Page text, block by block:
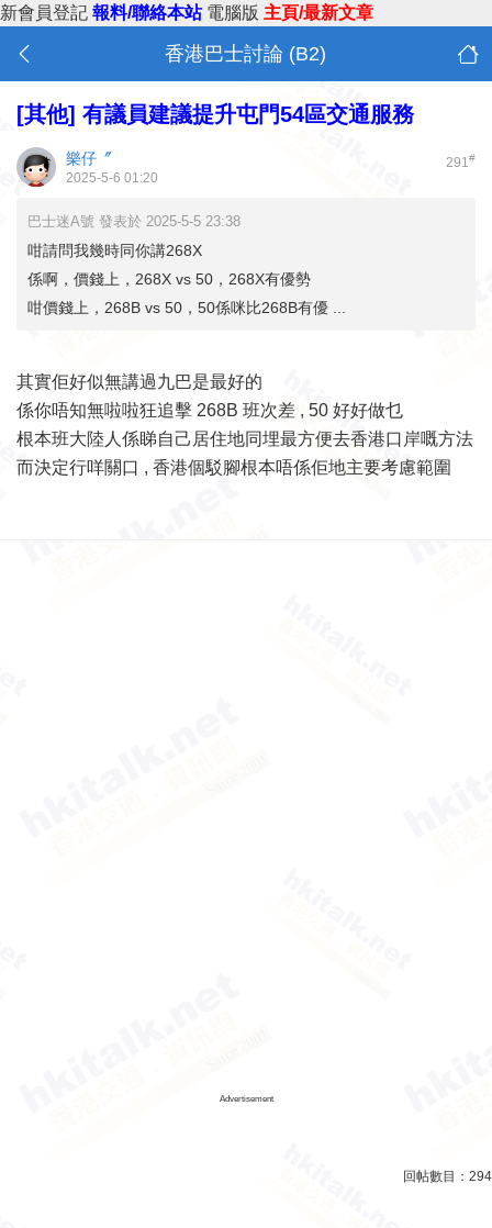
新會員登記 報料/聯絡本站 電腦版 主頁/最新文章
香港巴士討論 (B2)
[其他] 有議員建議提升屯門54區交通服務
291#
樂仔〞
2025-5-6 01:20
巴士迷A號 發表於 2025-5-5 23:38
咁請問我幾時同你講268X
係啊，價錢上，268X vs 50，268X有優勢
咁價錢上，268B vs 50，50係咪比268B有優 ...
其實佢好似無講過九巴是最好的
係你唔知無啦啦狂追擊 268B 班次差 , 50 好好做乜
根本班大陸人係睇自己居住地同埋最方便去香港口岸嘅方法
而決定行咩關口 , 香港個駁腳根本唔係佢地主要考慮範圍
Advertisement
回帖數目： 294